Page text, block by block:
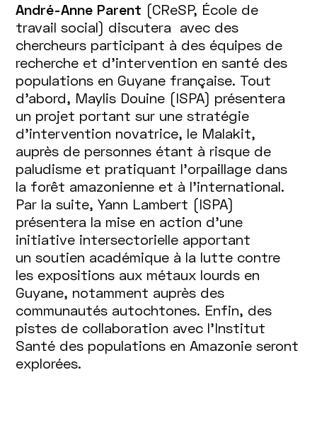
André-Anne Parent (CReSP, École de
travail social) discutera avec des
chercheurs participant à des équipes de
recherche et d'intervention en santé des
populations en Guyane française. Tout
d'abord, Maylis Douine (ISPA) présentera
un projet portant sur une stratégie
d'intervention novatrice, le Malakit,
auprès de personnes étant à risque de
paludisme et pratiquant l'orpaillage dans
la forêt amazonienne et à l'international.
Par la suite, Yann Lambert (ISPA)
présentera la mise en action d'une
initiative intersectorielle apportant
un soutien académique à la lutte contre
les expositions aux métaux lourds en
Guyane, notamment auprès des
communautés autochtones. Enfin, des
pistes de collaboration avec l'Institut
Santé des populations en Amazonie seront
explorées.